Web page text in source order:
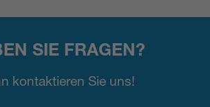
SIE FRAGEN?
kontaktieren Sie uns!